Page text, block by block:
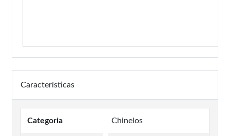
Características
Categoria Chinelos